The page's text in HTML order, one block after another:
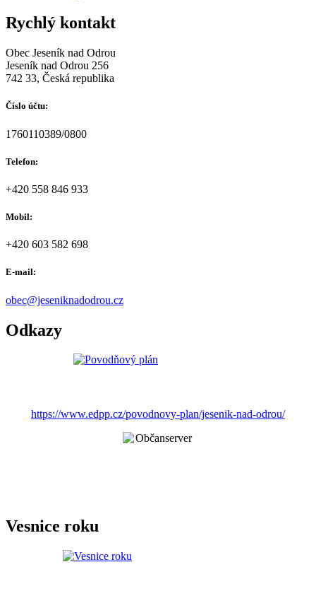
Rychlý kontakt
Obec Jeseník nad Odrou
Jeseník nad Odrou 256
742 33, Česká republika
Číslo účtu:
1760110389/0800
Telefon:
+420 558 846 933
Mobil:
+420 603 582 698
E-mail:
obec@jeseniknadodrou.cz
Odkazy
https://www.edpp.cz/povodnovy-plan/jesenik-nad-odrou/
Vesnice roku